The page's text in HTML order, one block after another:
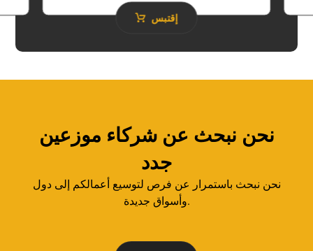
إقتبس
نحن نبحث عن شركاء موزعين
جدد
نحن نبحث باستمرار عن فرص لتوسيع أعمالكم إلى دول
وأسواق جديدة.